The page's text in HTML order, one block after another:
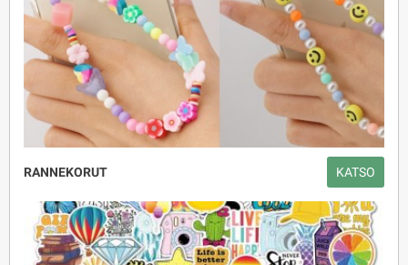
RANNEKORUT KATSO